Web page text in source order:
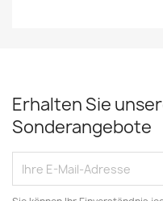
Erhalten Sie
Sonderangebote